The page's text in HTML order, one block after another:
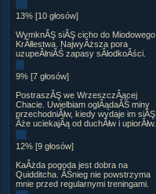
13% [10 głosów]
WymknĂŞ siĂŞ cicho do Miodowego
KrĂłlestwa. NajwyÂższa pora
uzupeÂłniĂŚ zapasy sÂłodkoÂści.
9% [7 głosów]
PostraszĂŞ we WrzeszczÂącej
Chacie. Uwielbiam oglÂądaĂŚ miny
przechodniĂłw, kiedy wydaje im siĂŞ,
Âże uciekajÂą od duchĂłw i upiorĂłw.
12% [9 głosów]
KaÂżda pogoda jest dobra na
Quidditcha. ÂŚnieg nie powstrzyma
mnie przed regularnymi treningami.